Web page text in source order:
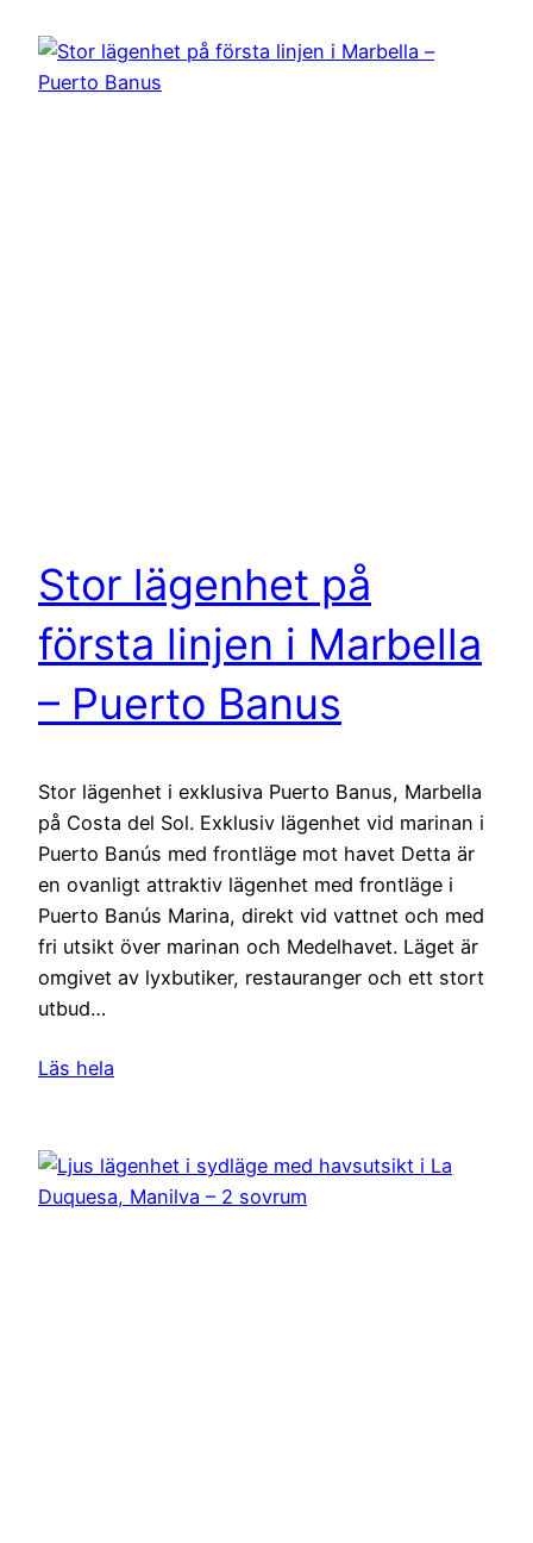
Stor lägenhet på
första linjen i Marbella
– Puerto Banus
Stor lägenhet i exklusiva Puerto Banus, Marbella
på Costa del Sol. Exklusiv lägenhet vid marinan i
Puerto Banús med frontläge mot havet Detta är
en ovanligt attraktiv lägenhet med frontläge i
Puerto Banús Marina, direkt vid vattnet och med
fri utsikt över marinan och Medelhavet. Läget är
omgivet av lyxbutiker, restauranger och ett stort
utbud…
Läs hela